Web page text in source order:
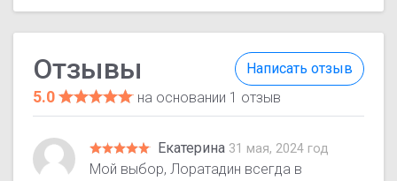
Написать отзыв
Отзывы
5.0 на основании 1 отзыв
Екатерина 31 мая, 2024 год
Мой выбор, Лоратадин всегда в